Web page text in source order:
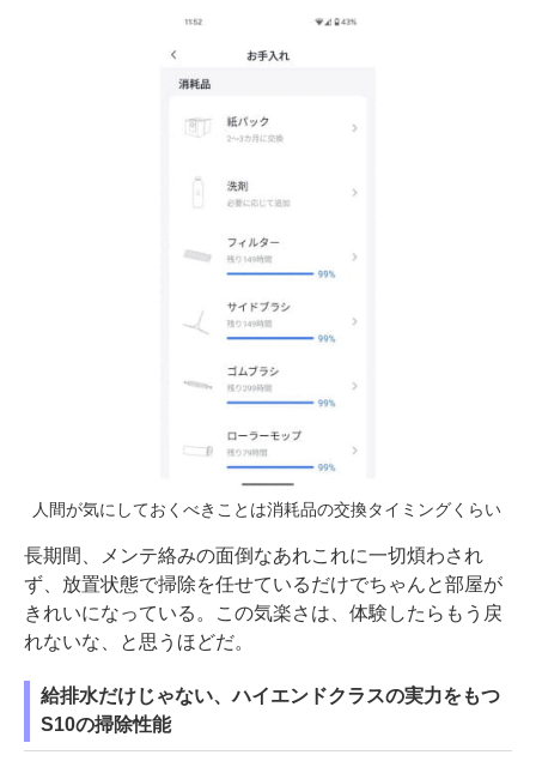
人間が気にしておくべきことは消耗品の交換タイミングくらい
長期間、メンテ絡みの面倒なあれこれに一切煩わされ
ず、放置状態で掃除を任せているだけでちゃんと部屋が
きれいになっている。この気楽さは、体験したらもう戻
れないな、と思うほどだ。
給排水だけじゃない、ハイエンドクラスの実力をもつ
S10の掃除性能